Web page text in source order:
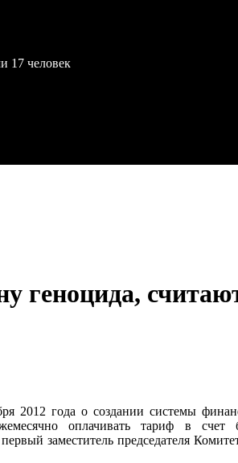
17 человек
геноцида,
2012 года о создании системы
оплачивать тариф в счет
заместитель председателя